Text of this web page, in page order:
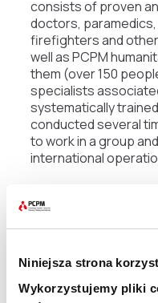
Niniejsza strona
Wykorzystujemy pliki
consists of proven
doctors,
firefighters and
well as PCPM
them (over 150
specialists
systematically
conducted several
to work in a group
international
Udostępnij: